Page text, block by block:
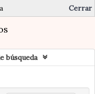
Cerrar
búsqueda